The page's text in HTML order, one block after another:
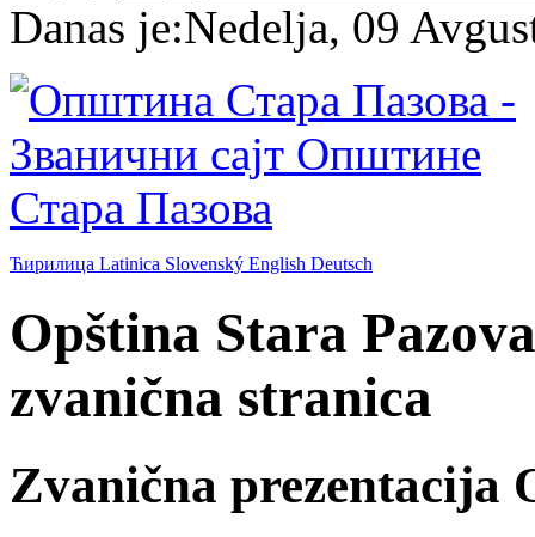
Danas je:Nedelja, 09
Ћирилица Latinica Slovenský English Deutsch
Opština Stara
zvanična stranica
Zvanična prezentacija